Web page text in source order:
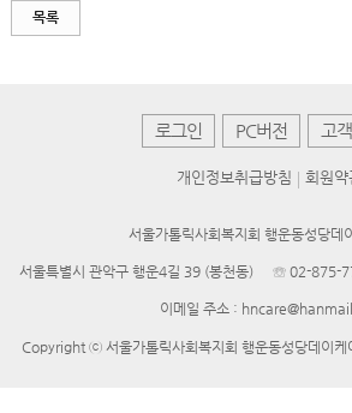
목록
로그인 PC버전 고
개인정보취급방침 회원약
서울가톨릭사회복지회 행운동성당데
서울특별시 관악구 행운4길 39 (봉천동) ☏ 02-875-
이메일 주소 :
Copyright ⓒ 서울가톨릭사회복지회 행운동성당데이